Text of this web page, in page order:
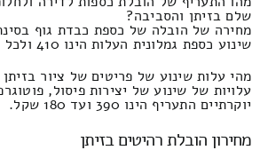
שלם בזיתן והסביבה?
מחירה של הובלה של כספת כבדת גוף
שינוע כספת גמלונית העלות הינו 410 ולכל היותר 170 שקל.
מהי עלות שינוע של פריטים של ציור
עלויות של שינוע של יצירות פיסול,
יוקרתיים התעריף הינו 390 ועד 180 שקל.
מחירון הובלת רהיטים בזיתן